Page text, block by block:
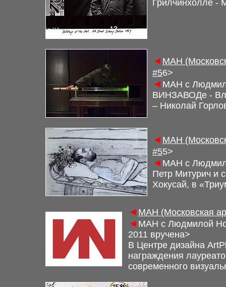
Грилчинхолле -
◄ МАН
#56>
◄ МАН с
ВИНЗАВОДе -
– Николай
◄ МАН
#55>
◄ МАН с
Петр Митурич и
Хокусай, в
◄ МАН (Московская
◄ МАН с Людмилой
2011 вручена>
В Центре дизайна
награждения
современного